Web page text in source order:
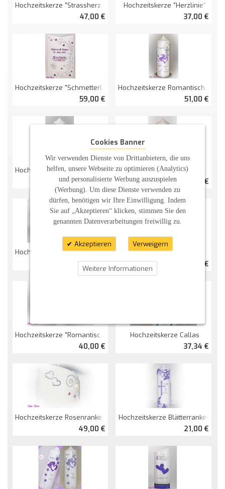
Hochzeitskerze "Strassherz" Viereckig Groß
47,00 €
Hochzeitskerze "Herzlinie"
37,00 €
Hochzeitskerze "Schmetterlingsranken" Doppelt Oval Abg.
59,00 €
Hochzeitskerze Romantisch Mit Blättern Perlmutt
51,00 €
Hochzeitskerze Schmetterlinge Und Blütenranken
29,75 €
Hochzeitskerze Herzbaum Perlmutt
51,36 €
Hochzeitskerze Herzbaum Mit Schmetterlingen
44,36 €
Hochzeitskerze "S&P" Ohne Kreuz
26,33 €
Hochzeitskerze "romantisch" Mit Blättern
40,00 €
Hochzeitskerze Callas
37,34 €
Hochzeitskerze Rosenranken Doppelt Oval Abg.
49,00 €
Hochzeitskerze Blätterranken
21,00 €
Cookies Banner
Wir verwenden Dienste von Drittanbietern, die uns
helfen, unsere Webseite zu optimieren (Analytics)
und personalisierte Werbung auszuspielen
(Werbung). Um diese Dienste verwenden zu
dürfen, benötigen wir Ihre Einwilligung. Indem
Sie auf „Akzeptieren“ klicken, stimmen Sie den
genannten Datenverarbeitungen freiwillig zu.
Akzeptieren Verweigern
Weitere Informationen